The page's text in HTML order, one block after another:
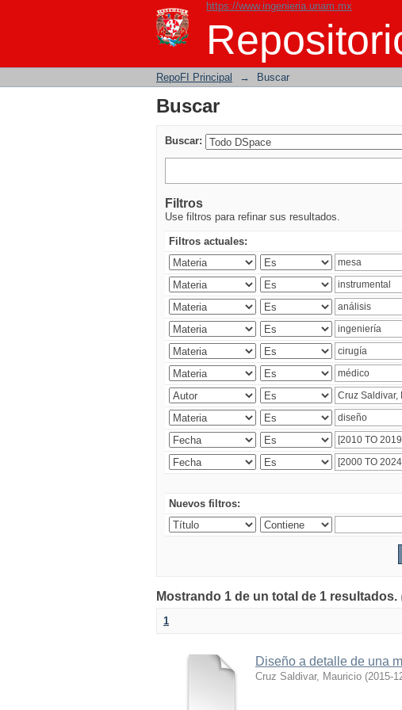
https://www.ingenieria.unam.mx
Buscar
RepoFI Principal → Buscar
Buscar
Buscar:
Filtros
Use filtros para refinar sus resultados.
Filtros actuales:
Nuevos filtros:
Mostrando 1 de un total de 1 resultados.
1
Diseño a detalle de una
Cruz Saldivar, Mauricio (2015-